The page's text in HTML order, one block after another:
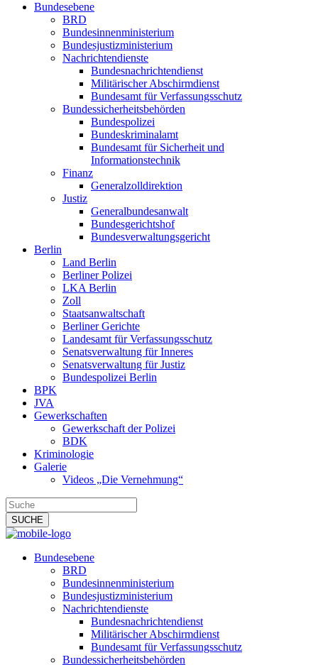
Bundesebene
BRD
Bundesinnenministerium
Bundesjustizministerium
Nachrichtendienste
Bundesnachrichtendienst
Militärischer Abschirmdienst
Bundesamt für Verfassungsschutz
Bundessicherheitsbehörden
Bundespolizei
Bundeskriminalamt
Bundesamt für Sicherheit und
Informationstechnik
Finanz
Generalzolldirektion
Justiz
Generalbundesanwalt
Bundesgerichtshof
Bundesverwaltungsgericht
Berlin
Land Berlin
Berliner Polizei
LKA Berlin
Zoll
Staatsanwaltschaft
Berliner Gerichte
Landesamt für Verfassungsschutz
Senatsverwaltung für Inneres
Senatsverwaltung für Justiz
Bundespolizei Berlin
BPK
JVA
Gewerkschaften
Gewerkschaft der Polizei
BDK
Kriminologie
Galerie
Videos „Die Vernehmung“
Bundesebene
BRD
Bundesinnenministerium
Bundesjustizministerium
Nachrichtendienste
Bundesnachrichtendienst
Militärischer Abschirmdienst
Bundesamt für Verfassungsschutz
Bundessicherheitsbehörden